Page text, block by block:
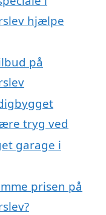
hjælpe
på
tryg ved
garage i
prisen på